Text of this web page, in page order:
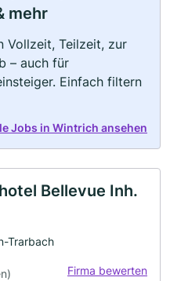
mehr
Vollzeit, Teilzeit, zur
– auch für
Einfach filtern
Jobs in Wintrich ansehen
Bellevue Inh.
Trarbach
Firma bewerten